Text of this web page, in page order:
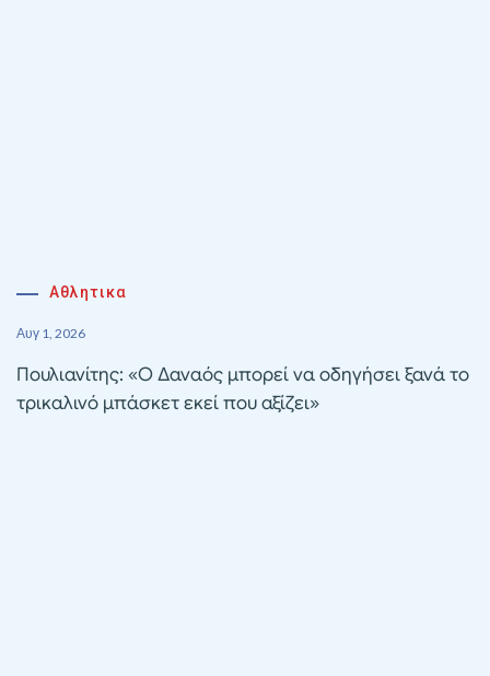
Αθλητικα
Αυγ 1, 2026
Πουλιανίτης: «Ο Δαναός μπορεί να οδηγήσει ξανά το
τρικαλινό μπάσκετ εκεί που αξίζει»